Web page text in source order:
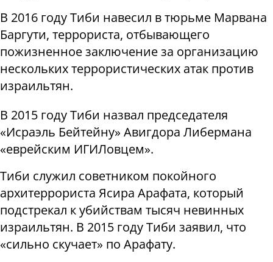
В 2016 году Тиби навесил в тюрьме Марвана
Баргути, террориста, отбывающего
пожизненное заключение за организацию
нескольких террористических атак против
израильтян.
В 2015 году Тиби назвал председателя
«Исраэль Бейтейну» Авигдора Либермана
«еврейским ИГИЛовцем».
Тиби служил советником покойного
архитеррориста Ясира Арафата, который
подстрекал к убийствам тысяч невинных
израильтян. В 2015 году Тиби заявил, что
«сильно скучает» по Арафату.